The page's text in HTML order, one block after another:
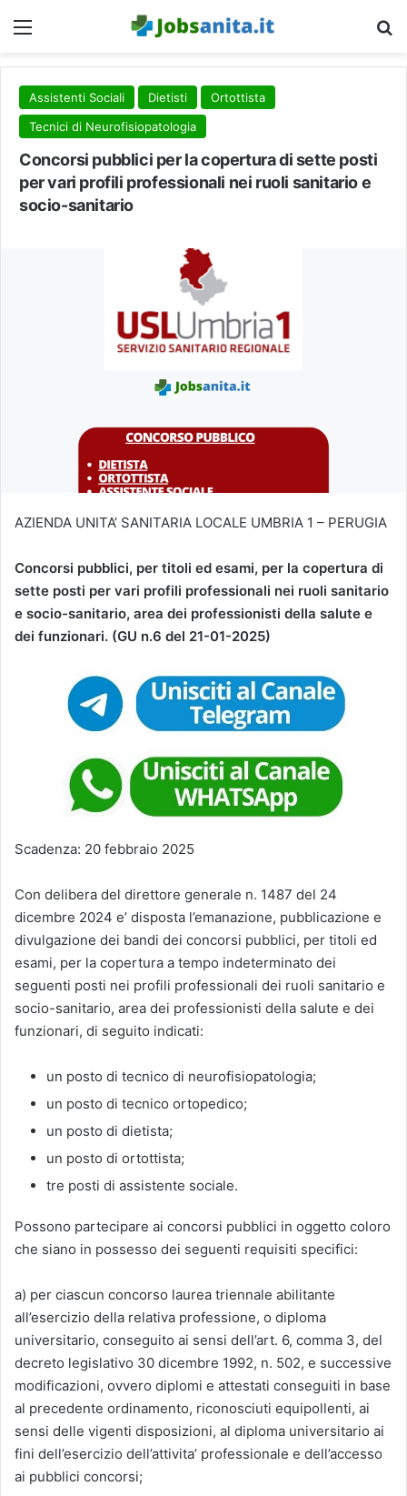
Menu
Assistenti Sociali Dietisti
Ortottista
Tecnici di Neurofisiopatologia
Concorsi pubblici per la copertura di sette posti
per vari profili professionali nei ruoli sanitario e
socio-sanitario
AZIENDA UNITA’ SANITARIA LOCALE UMBRIA 1 – PERUGIA
Concorsi pubblici, per titoli ed esami, per la copertura di
sette posti per vari profili professionali nei ruoli sanitario
e socio-sanitario, area dei professionisti della salute e
dei funzionari. (GU n.6 del 21-01-2025)
Scadenza: 20 febbraio 2025
Con delibera del direttore generale n. 1487 del 24
dicembre 2024 e’ disposta l’emanazione, pubblicazione e
divulgazione dei bandi dei concorsi pubblici, per titoli ed
esami, per la copertura a tempo indeterminato dei
seguenti posti nei profili professionali dei ruoli sanitario e
socio-sanitario, area dei professionisti della salute e dei
funzionari, di seguito indicati:
un posto di tecnico di neurofisiopatologia;
un posto di tecnico ortopedico;
un posto di dietista;
un posto di ortottista;
tre posti di assistente sociale.
Possono partecipare ai concorsi pubblici in oggetto coloro
che siano in possesso dei seguenti requisiti specifici:
a) per ciascun concorso laurea triennale abilitante
all’esercizio della relativa professione, o diploma
universitario, conseguito ai sensi dell’art. 6, comma 3, del
decreto legislativo 30 dicembre 1992, n. 502, e successive
modificazioni, ovvero diplomi e attestati conseguiti in base
al precedente ordinamento, riconosciuti equipollenti, ai
sensi delle vigenti disposizioni, al diploma universitario ai
fini dell’esercizio dell’attivita’ professionale e dell’accesso
ai pubblici concorsi;